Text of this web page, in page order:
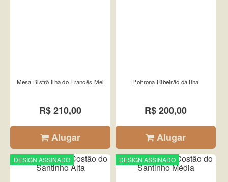
Mesa Bistrô Ilha do Francês Mel
R$ 210,00
Alugar
Poltrona Ribeirão da Ilha
R$ 200,00
Alugar
DESIGN ASSINADO DESIGN ASSINADO